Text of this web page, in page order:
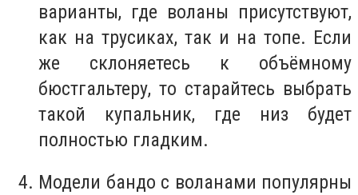
варианты, где воланы присутствуют,
как на трусиках, так и на топе. Если
же склоняетесь к объёмному
бюстгальтеру, то старайтесь выбрать
такой купальник, где низ будет
полностью гладким.
Модели бандо с воланами популярны